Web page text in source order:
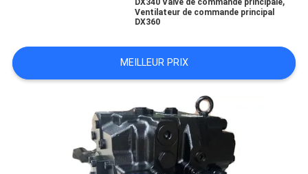
NOUVELLES
DX340 Valve de commande principale
Ventilateur de commande principal
DX360
MEILLEUR PRIX